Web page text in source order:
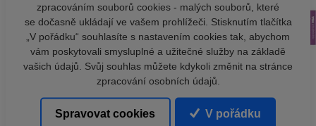
zpracováním souborů cookies - malých souborů, které
se dočasně ukládají ve vašem prohlížeči. Stisknutím tlačítka
„V pořádku“ souhlasíte s nastavením cookies tak, abychom
vám poskytovali smysluplné a užitečné služby na základě
vašich údajů. Svůj souhlas můžete kdykoli změnit na stránce
zpracování osobních údajů.
Spravovat cookies V pořádku